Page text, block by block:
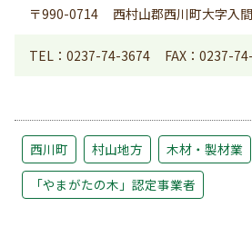
〒990-0714 西村山郡西川町大字入
TEL：0237-74-3674 FAX：0237-
西川町 村山地方
木材・製材業
「やまがたの木」認定事業者